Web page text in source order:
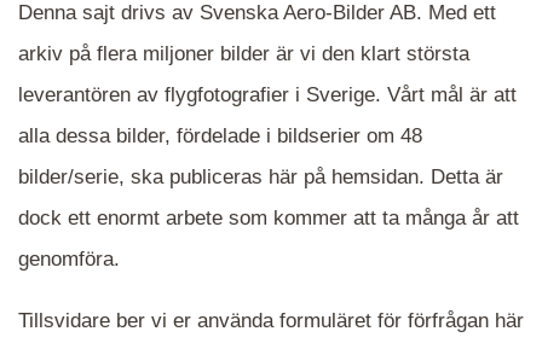
När du ser blåa, röda eller gröna mappar är det
närmare det område Du söker och klicka på
mappen.
Denna sajt drivs av Svenska Aero-Bilder AB. Med ett
arkiv på flera miljoner bilder är vi den klart största
leverantören av flygfotografier i Sverige. Vårt mål är att
alla dessa bilder, fördelade i bildserier om 48
bilder/serie, ska publiceras här på hemsidan. Detta är
dock ett enormt arbete som kommer att ta många år att
genomföra.
Tillsvidare ber vi er använda formuläret för förfrågan här